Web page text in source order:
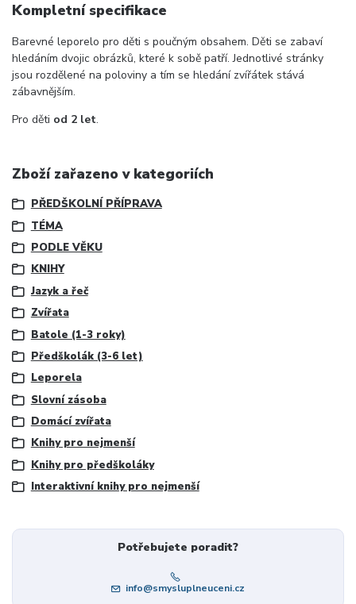
Kompletní specifikace
Barevné leporelo pro děti s poučným obsahem. Děti se zabaví
hledáním dvojic obrázků, které k sobě patří. Jednotlivé stránky
jsou rozdělené na poloviny a tím se hledání zvířátek stává
zábavnějším.
Pro děti od 2 let.
Zboží zařazeno v kategoriích
PŘEDŠKOLNÍ PŘÍPRAVA
TÉMA
PODLE VĚKU
KNIHY
Jazyk a řeč
Zvířata
Batole (1-3 roky)
Předškolák (3-6 let)
Leporela
Slovní zásoba
Domácí zvířata
Knihy pro nejmenší
Knihy pro předškoláky
Interaktivní knihy pro nejmenší
Potřebujete poradit?
info@smysluplneuceni.cz